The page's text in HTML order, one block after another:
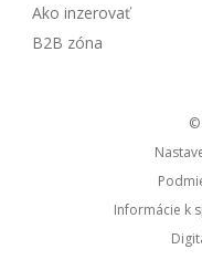
Ako inzerovať
B2B zóna
©
Informácie k